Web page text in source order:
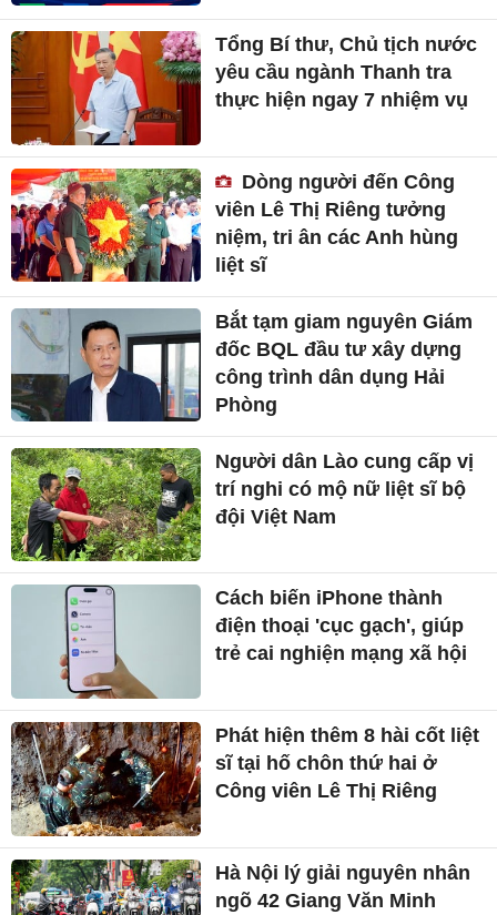
Tổng Bí thư, Chủ tịch nước
yêu cầu ngành Thanh tra
thực hiện ngay 7 nhiệm vụ
Dòng người đến Công
viên Lê Thị Riêng tưởng
niệm, tri ân các Anh hùng
liệt sĩ
Bắt tạm giam nguyên Giám
đốc BQL đầu tư xây dựng
công trình dân dụng Hải
Phòng
Người dân Lào cung cấp vị
trí nghi có mộ nữ liệt sĩ bộ
đội Việt Nam
Cách biến iPhone thành
điện thoại 'cục gạch', giúp
trẻ cai nghiện mạng xã hội
Phát hiện thêm 8 hài cốt liệt
sĩ tại hố chôn thứ hai ở
Công viên Lê Thị Riêng
Hà Nội lý giải nguyên nhân
ngõ 42 Giang Văn Minh